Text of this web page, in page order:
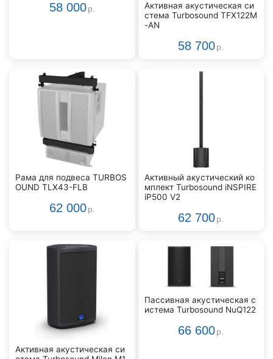
58 000 р.
Активная акустическая си
стема Turbosound TFX122M
-AN
58 700 р.
Рама для подвеса TURBOS
OUND TLX43-FLB
62 000 р.
Активный акустический ко
мплект Turbosound iNSPIRE
iP500 V2
62 700 р.
Активная акустическая си
Пассивная акустическая с
истема Turbosound NuQ122
66 600 р.